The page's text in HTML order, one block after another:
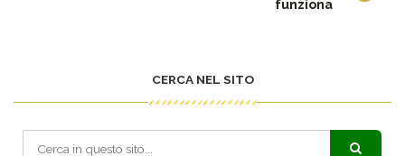
funziona
CERCA NEL SITO